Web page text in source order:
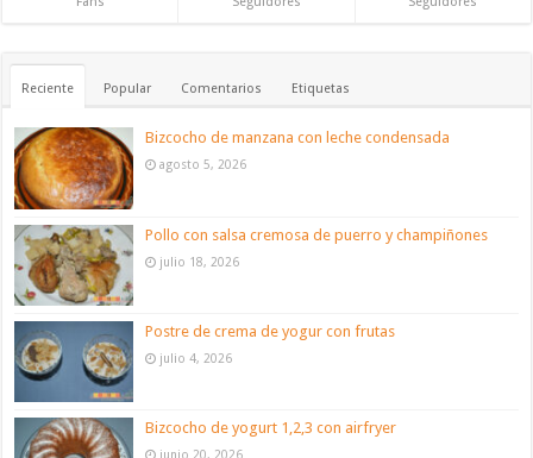
Reciente Popular Comentarios Etiquetas
Bizcocho de manzana con leche condensada
agosto 5, 2026
Pollo con salsa cremosa de puerro y champiñones
julio 18, 2026
Postre de crema de yogur con frutas
julio 4, 2026
Bizcocho de yogurt 1,2,3 con airfryer
junio 20, 2026